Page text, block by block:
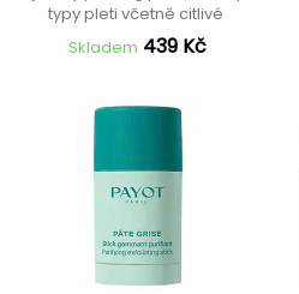
typy pleti včetně citlivé
Skladem 439 Kč